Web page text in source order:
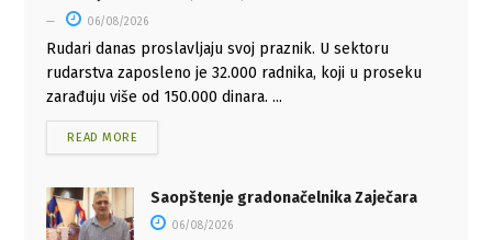
06/08/2026
Rudari danas proslavljaju svoj praznik. U sektoru
rudarstva zaposleno je 32.000 radnika, koji u proseku
zarađuju više od 150.000 dinara. ...
READ MORE
Saopštenje gradonačelnika Zaječara
06/08/2026